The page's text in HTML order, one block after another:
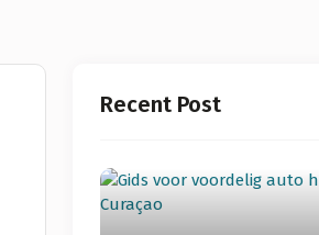
Recent Post